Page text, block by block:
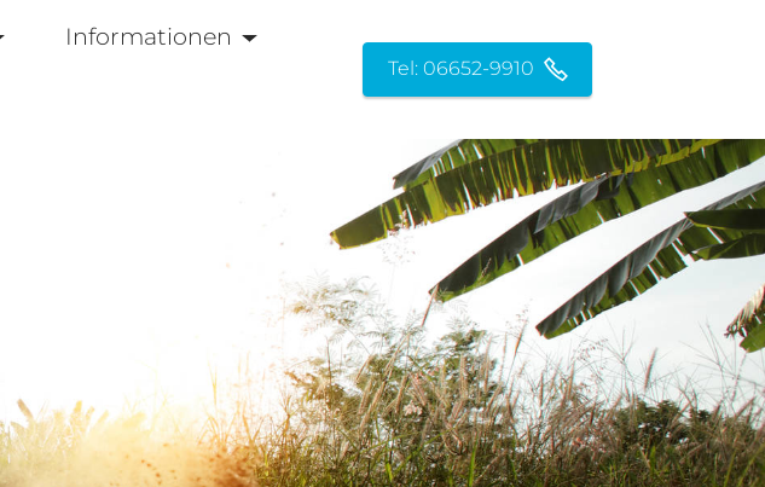
Informationen
Tel: 06652-9910